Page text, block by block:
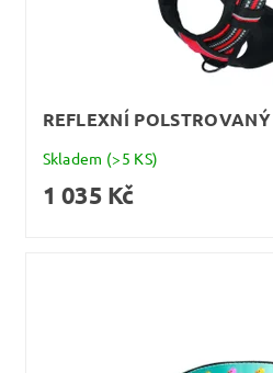
REFLEXNÍ
Skladem (>5 KS)
1 035 Kč